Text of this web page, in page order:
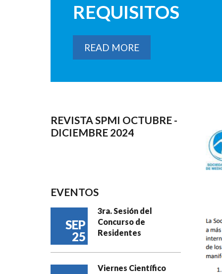
REQUISITOS
READ MORE
REVISTA SPMI OCTUBRE -
DICIEMBRE 2024
EVENTOS
SEP
25
3ra. Sesión del
Concurso de
Residentes
Viernes Científico